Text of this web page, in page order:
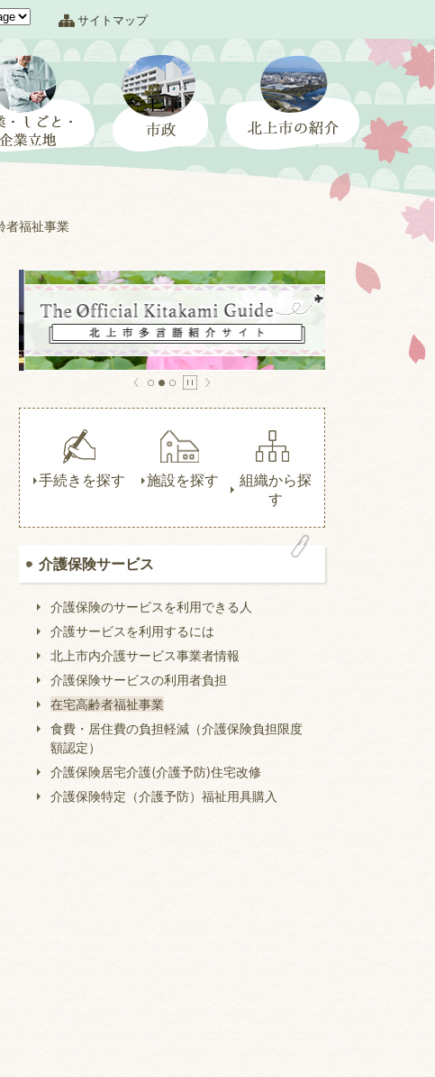
サイトマップ
者福祉事業
手続きを探す 施設を探す
組織から探
す
介護保険サービス
介護保険のサービスを利用できる人
介護サービスを利用するには
北上市内介護サービス事業者情報
介護保険サービスの利用者負担
在宅高齢者福祉事業
食費・居住費の負担軽減（介護保険負担限度
額認定）
介護保険居宅介護(介護予防)住宅改修
介護保険特定（介護予防）福祉用具購入